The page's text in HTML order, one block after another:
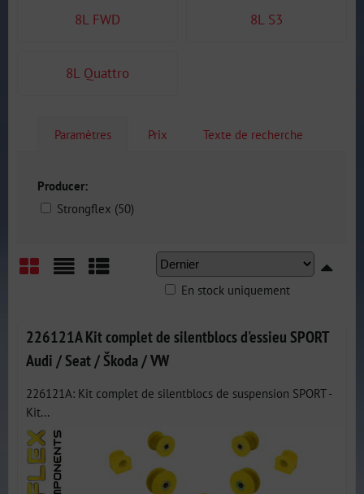
8L FWD 8L S3
8L Quattro
Paramètres Prix Texte de recherche
Producer:
Strongflex (50)
En stock uniquement
226121A Kit complet de silentblocs d'essieu SPORT
Audi / Seat / Škoda / VW
226121A: Kit complet de silentblocs de suspension SPORT -
Kit...